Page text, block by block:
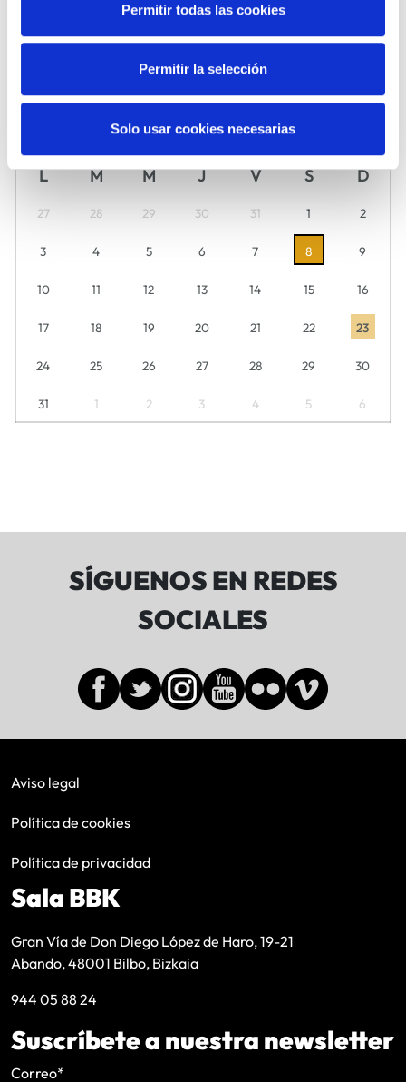
Permitir todas las cookies
Permitir la selección
Solo usar cookies necesarias
Agosto2026
L M M J V S D
27 28 29 30 31 1 2
3 4 5 6 7 8 9
10 11 12 13 14 15 16
17 18 19 20 21 22 23
24 25 26 27 28 29 30
31 1 2 3 4 5 6
SÍGUENOS EN REDES
SOCIALES
Aviso legal
Política de cookies
Política de privacidad
Sala BBK
Gran Vía de Don Diego López de Haro, 19-21
Abando, 48001 Bilbo, Bizkaia
944 05 88 24
Suscríbete a nuestra newsletter
Correo*